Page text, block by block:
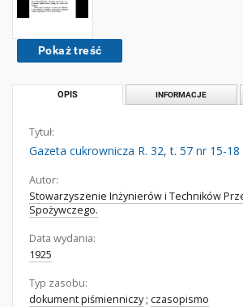
Pokaż treść
OPIS INFORMACJE
Tytuł:
Gazeta cukrownicza R. 32, t. 57 nr 15-18
Autor:
Stowarzyszenie Inżynierów i Techników
Spożywczego.
Data wydania:
1925
Typ zasobu:
dokument piśmienniczy; czasopismo